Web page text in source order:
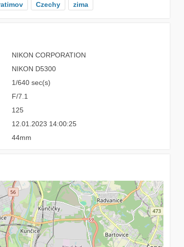
Czechy zima
NIKON CORPORATION
NIKON D5300
1/640 sec(s)
F/7.1
125
12.01.2023 14:00:25
44mm